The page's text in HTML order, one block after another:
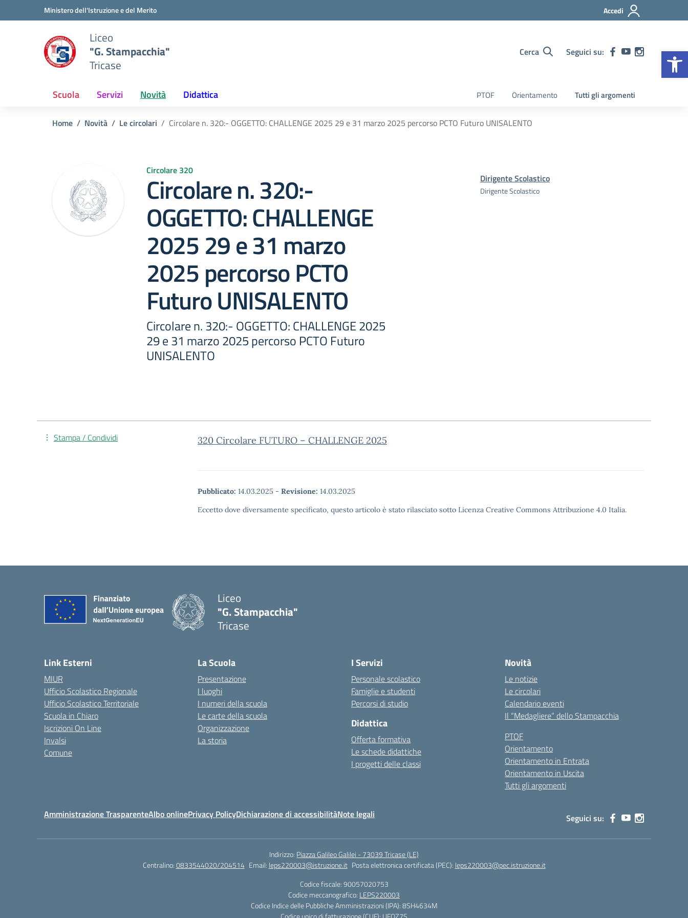
Vai ai contenuti
Vai al menu di navigazioneMinistero dell'Istruzione e del Merito Accedi
Liceo
"G. Stampacchia"
Tricase
Cerca Seguici su:
Scuola Servizi Novità Didattica PTOF Orientamento Tutti gli argomenti
Home Novità Le circolari Circolare n. 320:- OGGETTO: CHALLENGE 2025 29 e 31 marzo 2025 percorso PCTO Futuro UNISALENTO
Circolare 320
Circolare n. 320:-
OGGETTO: CHALLENGE
2025 29 e 31 marzo
2025 percorso PCTO
Futuro UNISALENTO
Circolare n. 320:- OGGETTO: CHALLENGE 2025
29 e 31 marzo 2025 percorso PCTO Futuro
UNISALENTO
Dirigente Scolastico
Dirigente Scolastico
320 Circolare FUTURO – CHALLENGE 2025
Pubblicato: 14.03.2025 - Revisione: 14.03.2025
Eccetto dove diversamente specificato, questo articolo è stato rilasciato sotto Licenza Creative Commons Attribuzione 4.0 Italia.
Stampa / Condividi
Liceo
"G. Stampacchia"
Tricase
Link Esterni
MIUR
Ufficio Scolastico Regionale
Ufficio Scolastico Territoriale
Scuola in Chiaro
Iscrizioni On Line
Invalsi
Comune
La Scuola
Presentazione
I luoghi
I numeri della scuola
Le carte della scuola
Organizzazione
La storia
I Servizi
Personale scolastico
Famiglie e studenti
Percorsi di studio
Didattica
Offerta formativa
Le schede didattiche
I progetti delle classi
Novità
Le notizie
Le circolari
Calendario eventi
Il “Medagliere” dello Stampacchia
PTOF
Orientamento
Orientamento in Entrata
Orientamento in Uscita
Tutti gli argomenti
Amministrazione TrasparenteAlbo onlinePrivacy PolicyDichiarazione di accessibilitàNote legali Seguici su:
Indirizzo: Piazza Galileo Galilei - 73039 Tricase (LE)
Centralino:0833544020/204514 Email: leps220003@istruzione.it Posta elettronica certificata (PEC): leps220003@pec.istruzione.it
Codice fiscale: 90057020753
Codice meccanografico: LEPS220003
Codice Indice delle Pubbliche Amministrazioni (IPA): 8SH4634M